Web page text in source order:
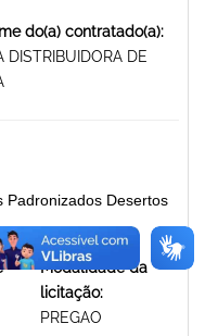
do(a) contratado(a):
DE
Padronizados Desertos
Modalidade da
licitação:
PREGAO